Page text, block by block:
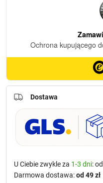
Dostawa
U Ciebie zwykle za 1-3 dni: od
Darmowa dostawa:od 49 zł